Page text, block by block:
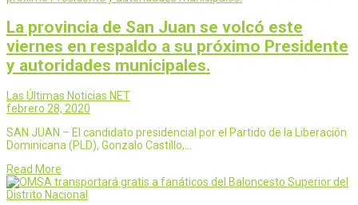
La provincia de San Juan se volcó este
viernes en respaldo a su próximo Presidente
y autoridades municipales.
Las Últimas Noticias NET
febrero 28, 2020
SAN JUAN.– El candidato presidencial por el Partido de la Liberación
Dominicana (PLD), Gonzalo Castillo,…
Read More